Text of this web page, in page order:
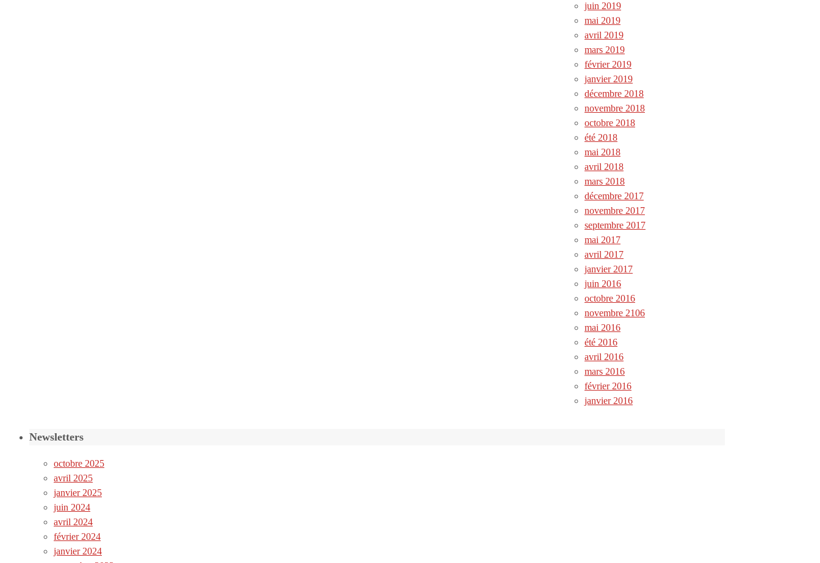
juin 2019
mai 2019
avril 2019
mars 2019
février 2019
janvier 2019
décembre 2018
novembre 2018
octobre 2018
été 2018
mai 2018
avril 2018
mars 2018
décembre 2017
novembre 2017
septembre 2017
mai 2017
avril 2017
janvier 2017
juin 2016
octobre 2016
novembre 2106
mai 2016
été 2016
avril 2016
mars 2016
février 2016
janvier 2016
Newsletters
octobre 2025
avril 2025
janvier 2025
juin 2024
avril 2024
février 2024
janvier 2024